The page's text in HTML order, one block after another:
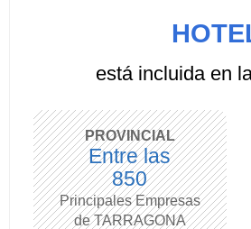
está incluida en
PROVINCIAL
Entre las
850
Principales Empresas
de TARRAGONA